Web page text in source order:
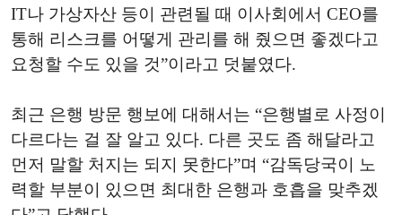
IT나 가상자산 등이 관련될 때 이사회에서 CEO를
통해 리스크를 어떻게 관리를 해 줬으면 좋겠다고
요청할 수도 있을 것”이라고 덧붙였다.
최근 은행 방문 행보에 대해서는 “은행별로 사정이
다르다는 걸 잘 알고 있다. 다른 곳도 좀 해달라고
먼저 말할 처지는 되지 못한다”며 “감독당국이 노
력할 부분이 있으면 최대한 은행과 호흡을 맞추겠